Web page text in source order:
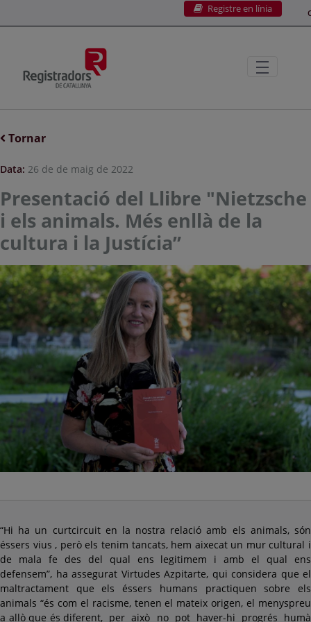
Registre en línia
Tornar
Data: 26 de de maig de 2022
Presentació del Llibre "Nietzsche
i els animals. Més enllà de la
cultura i la Justícia”
“Hi ha un curtcircuit en la nostra relació amb els animals, són
éssers vius , però els tenim tancats, hem aixecat un mur cultural i
de mala fe des del qual ens legitimem i amb el qual ens
defensem”, ha assegurat Virtudes Azpitarte, qui considera que el
maltractament que els éssers humans practiquen sobre els
animals “és com el racisme, tenen el mateix origen, el menyspreu
a allò que és diferent, per això no pot haver-hi progrés humà